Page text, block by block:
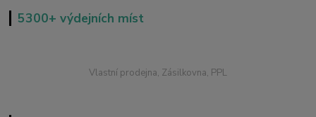
5300+ výdejních míst
Vlastní prodejna, Zásilkovna, PPL